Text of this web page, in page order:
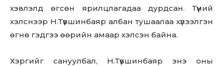
хэвлэлд өгсөн ярилцлагадаа дурдсан. Түүний
хэлснээр Н.Түвшинбаяр албан тушаалаа хүлээлгэн
өгнө гэдгээ өөрийн амаар хэлсэн байна.
Хэргийг сануулбал, Н.Түвшинбаяр энэ оны